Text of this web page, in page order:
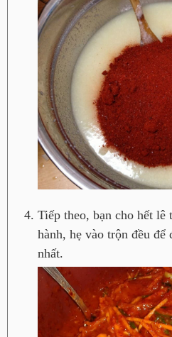
Tiếp theo, bạn cho hết lê
hành, hẹ vào trộn đều
nhất.